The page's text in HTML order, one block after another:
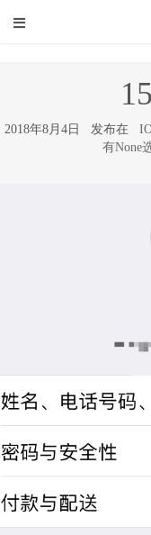
2018年8月4日 发布在
有None